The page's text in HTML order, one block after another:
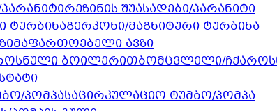
რეზინის შუასადები/პარანიტი
გერკონი/მაგნიტური ტურბინა
მაფართოებელი ავზი
თბომცვლელი/
საცირკულაციო ტუმბო/პომპა